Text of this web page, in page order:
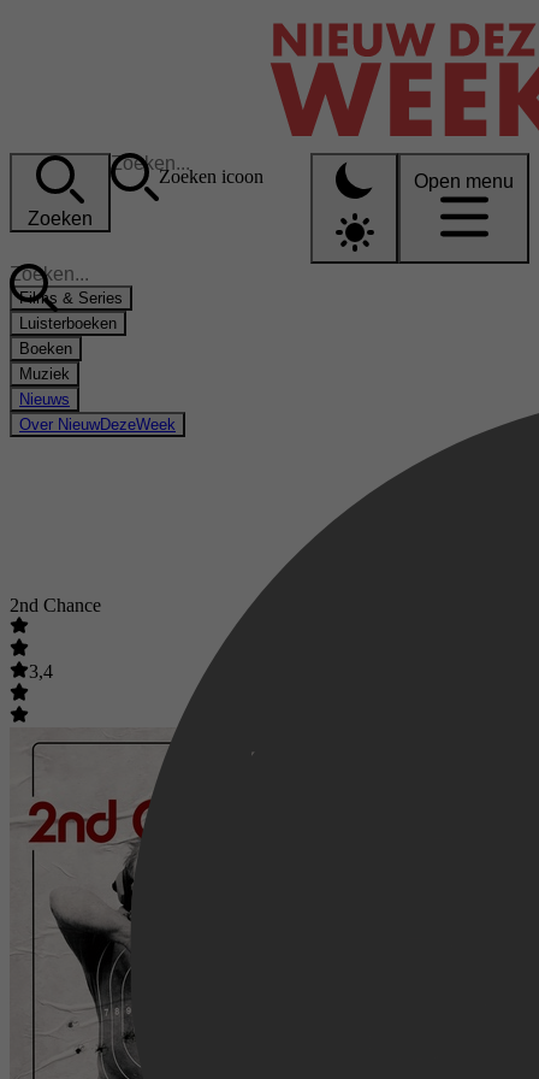
Zoeken
Zoeken icoon Open menu
Films & Series
Luisterboeken
Boeken
Muziek
Nieuws
Over NieuwDezeWeek
2nd Chance
3,4